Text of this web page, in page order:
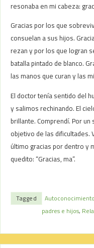
resonaba en mi cabeza:
Gracias por los que
consuelan a sus hijos.
rezan y por los que logran
batalla pintado de blanco.
las manos que curan y las
El doctor tenía sentido del
y salimos rechinando. El
brillante. Comprendí. Por
objetivo de las dificultades.
último gracias por dentro y
quedito: “Gracias, ma”.
Tagged
padres e hijos,